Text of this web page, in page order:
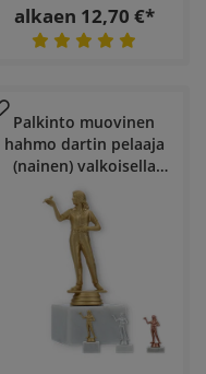
alkaen 12,70 €*
Palkinto muovinen
hahmo dartin pelaaja
(nainen) valkoisella
marmoripohjalla